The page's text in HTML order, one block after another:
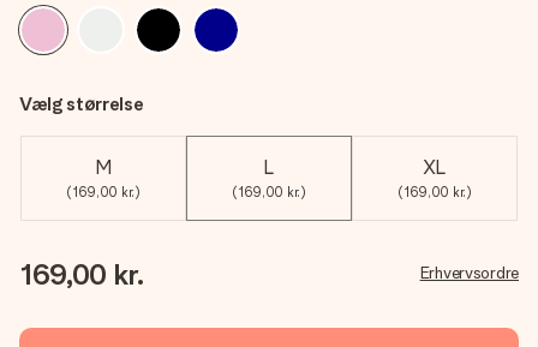
Vælg størrelse
M
(169,00 kr.)
L
(169,00 kr.)
XL
(169,00 kr.)
169,00 kr. Erhvervsordre